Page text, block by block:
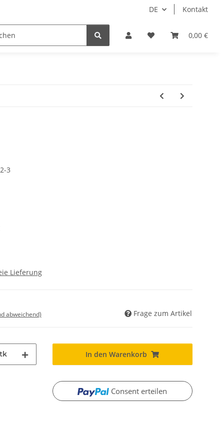
DE Kontakt
0,00 €
Idols/Cosplay 18+ Schnäppchen
3
Lieferung
abweichend) Frage zum Artikel
In den Warenkorb
Consent erteilen